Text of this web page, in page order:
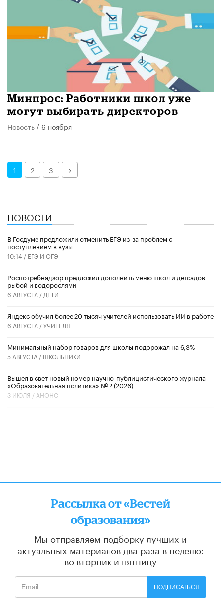
Минпрос: Работники школ уже
могут выбирать директоров
Новость / 6 ноября
1 2 3 Далее
НОВОСТИ
В Госдуме предложили отменить ЕГЭ из-за проблем с
поступлением в вузы
10:14 / ЕГЭ И ОГЭ
Роспотребнадзор предложил дополнить меню школ и детсадов
рыбой и водорослями
6 АВГУСТА / ДЕТИ
​Яндекс обучил более 20 тысяч учителей использовать ИИ в работе
6 АВГУСТА /УЧИТЕЛЯ
Минимальный набор товаров для школы подорожал на 6,3%
5 АВГУСТА / ШКОЛЬНИКИ
Вышел в свет новый номер научно-публицистического журнала
«Образовательная политика» № 2 (2026)
3 ИЮЛЯ / АНОНС
Рассылка от «Вестей
образования»
Мы отправляем подборку лучших и
актуальных материалов два раза в неделю:
во вторник и пятницу
ПОДПИСАТЬСЯ